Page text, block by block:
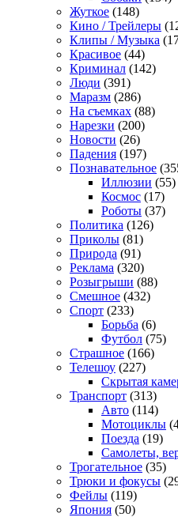
Жуткое (148)
Кино / Трейлеры
Клипы / Музыка
Красивое (44)
Криминал (142)
Люди (391)
Маразм (286)
На съемках (88)
Нарезки (200)
Новости (26)
Падения (197)
Познавательное
Иллюзии (55)
Космос (17)
Роботы (37)
Политика (126)
Приколы (81)
Природа (91)
Реклама (320)
Розыгрыши (88)
Смешное (432)
Спорт (233)
Борьба (6)
Футбол (75)
Страшное (166)
Телешоу (227)
Скрытая
Транспорт (313)
Авто (114)
Мотоциклы
Поезда (19)
Самолеты,
Трогательное (35)
Трюки и фокусы
Фейлы (119)
Япония (50)